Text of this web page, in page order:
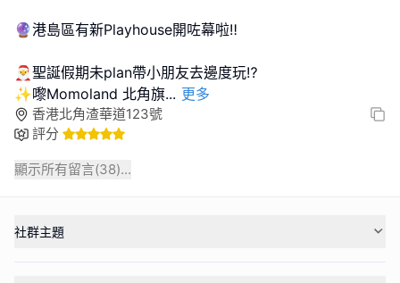
🔮港島區有新Playhouse開咗幕啦‼️
🎅聖誕假期未plan帶小朋友去邊度玩⁉️
✨️嚟Momoland 北角旗... 更多
香港北角渣華道123號
評分
顯示所有留言(38)...
社群主題